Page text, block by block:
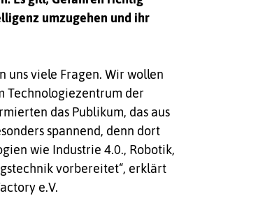
umzugehen und ihr
uns viele Fragen. Wir wollen
Technologiezentrum der
das Publikum, das aus
spannend, denn dort
wie Industrie 4.0., Robotik,
vorbereitet“, erklärt
e.V.